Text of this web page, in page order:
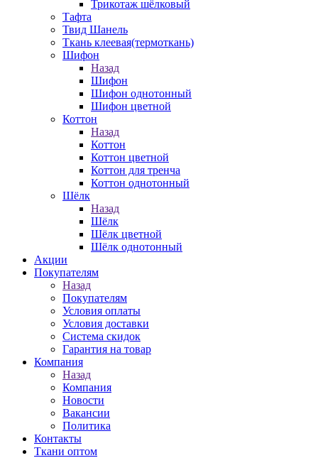
Трикотаж шёлковый
Тафта
Твид Шанель
Ткань клеевая(термоткань)
Шифон
Назад
Шифон
Шифон однотонный
Шифон цветной
Коттон
Назад
Коттон
Коттон цветной
Коттон для тренча
Коттон однотонный
Шёлк
Назад
Шёлк
Шёлк цветной
Шёлк однотонный
Акции
Покупателям
Назад
Покупателям
Условия оплаты
Условия доставки
Система скидок
Гарантия на товар
Компания
Назад
Компания
Новости
Вакансии
Политика
Контакты
Ткани оптом